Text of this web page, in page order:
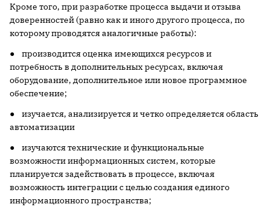
Кроме того, при разработке процесса выдачи и отзыва
доверенностей (равно как и иного другого процесса, по
которому проводятся аналогичные работы):
● производится оценка имеющихся ресурсов и
потребность в дополнительных ресурсах, включая
оборудование, дополнительное или новое программное
обеспечение;
● изучается, анализируется и четко определяется область
автоматизации
● изучаются технические и функциональные
возможности информационных систем, которые
планируется задействовать в процессе, включая
возможность интеграции с целью создания единого
информационного пространства;